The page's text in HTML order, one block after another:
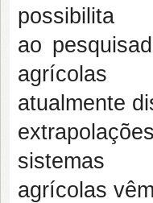
possibilita
ao
agrícolas
atualmente
sistemas
agrícolas